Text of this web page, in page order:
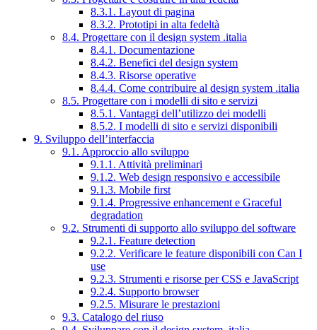
8.3.1. Layout di pagina
8.3.2. Prototipi in alta fedeltà
8.4. Progettare con il design system .italia
8.4.1. Documentazione
8.4.2. Benefici del design system
8.4.3. Risorse operative
8.4.4. Come contribuire al design system .italia
8.5. Progettare con i modelli di sito e servizi
8.5.1. Vantaggi dell’utilizzo dei modelli
8.5.2. I modelli di sito e servizi disponibili
9. Sviluppo dell’interfaccia
9.1. Approccio allo sviluppo
9.1.1. Attività preliminari
9.1.2. Web design responsivo e accessibile
9.1.3. Mobile first
9.1.4. Progressive enhancement e Graceful
degradation
9.2. Strumenti di supporto allo sviluppo del software
9.2.1. Feature detection
9.2.2. Verificare le feature disponibili con Can I
use
9.2.3. Strumenti e risorse per CSS e JavaScript
9.2.4. Supporto browser
9.2.5. Misurare le prestazioni
9.3. Catalogo del riuso